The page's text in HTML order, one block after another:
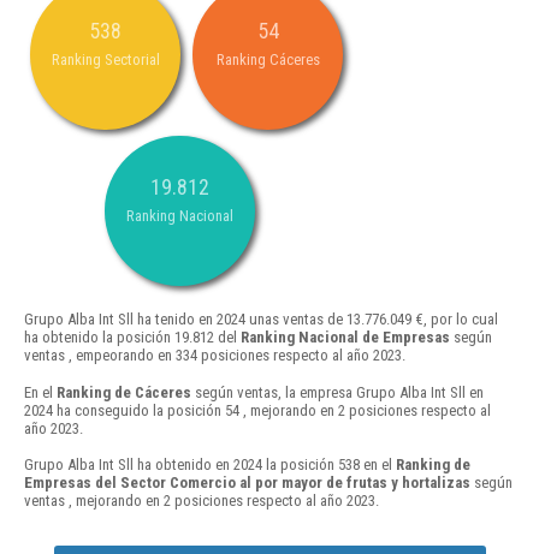
538
Ranking Sectorial
54
Ranking Cáceres
19.812
Ranking Nacional
Grupo Alba Int Sll ha tenido en 2024 unas ventas de 13.776.049 €, por lo cual
ha obtenido la posición 19.812 del Ranking Nacional de Empresas según
ventas , empeorando en 334 posiciones respecto al año 2023.
En el Ranking de Cáceres según ventas, la empresa Grupo Alba Int Sll en
2024 ha conseguido la posición 54 , mejorando en 2 posiciones respecto al
año 2023.
Grupo Alba Int Sll ha obtenido en 2024 la posición 538 en el Ranking de
Empresas del Sector Comercio al por mayor de frutas y hortalizas según
ventas , mejorando en 2 posiciones respecto al año 2023.